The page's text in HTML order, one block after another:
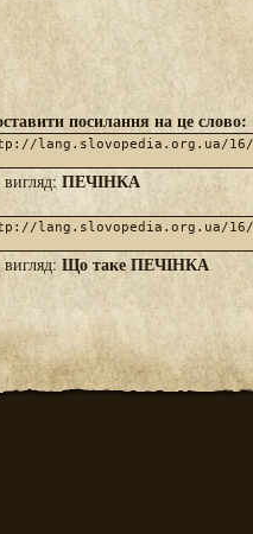
посилання на це слово:
ПЕЧІНКА
вигляд:Що таке ПЕЧІНКА